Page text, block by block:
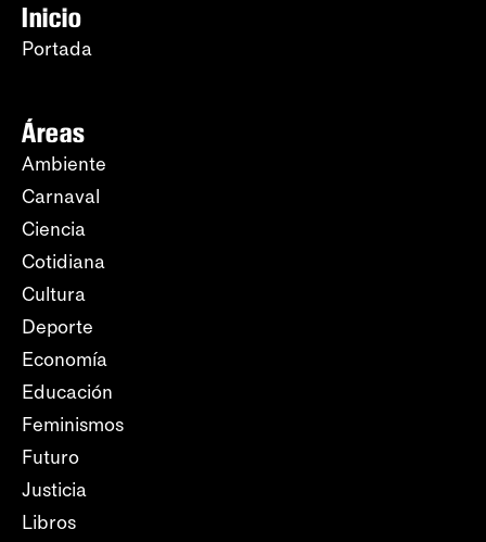
Inicio
Portada
Áreas
Ambiente
Carnaval
Ciencia
Cotidiana
Cultura
Deporte
Economía
Educación
Feminismos
Futuro
Justicia
Libros